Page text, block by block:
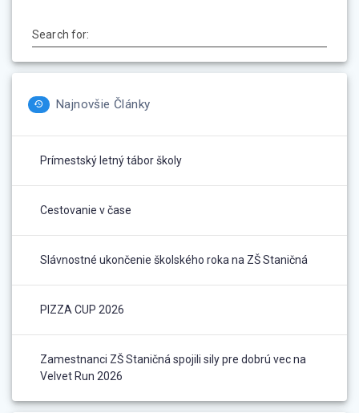
Search for:
Najnovšie Články
Prímestský letný tábor školy
Cestovanie v čase
Slávnostné ukončenie školského roka na ZŠ Staničná
PIZZA CUP 2026
Zamestnanci ZŠ Staničná spojili sily pre dobrú vec na
Velvet Run 2026